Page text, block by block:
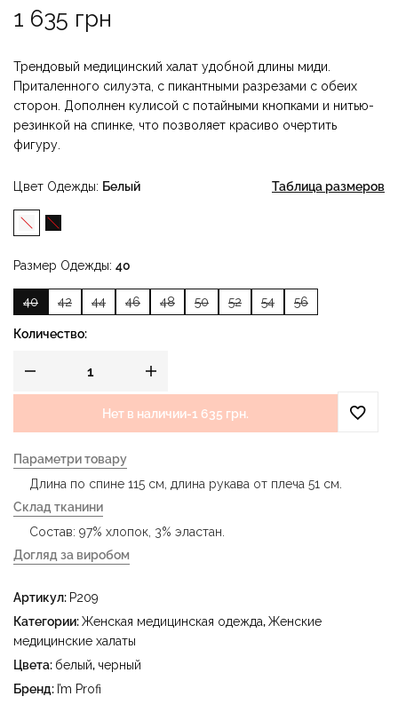
1 635 грн
Трендовый медицинский халат удобной длины миди.
Приталенного силуэта, с пикантными разрезами с обеих
сторон. Дополнен кулисой с потайными кнопками и нитью-
резинкой на спинке, что позволяет красиво очертить
фигуру.
Цвет Одежды Белый
Размер Одежды 40
40 42 44 46 48 50 52 54 56
Таблица размеров
Количество:
Нет в наличии-1 635 грн.
Параметри товару
Длина по спине 115 см, длина рукава от плеча 51 см.
Склад тканини
Состав: 97% хлопок, 3% эластан.
Догляд за виробом
гладить при температуре утюга до 150 °C - не
отбеливать - сухая чистка с использованием
тетрахлорэтилена (перхлорэтилена) и углеводородов
(бензин, уайт-спирит) - сушить в сушильном барабане
Артикул: P209
Категории:Женская медицинская одежда,Женские
медицинские халаты
Цвета: белый, черный
Бренд: I’m Profi